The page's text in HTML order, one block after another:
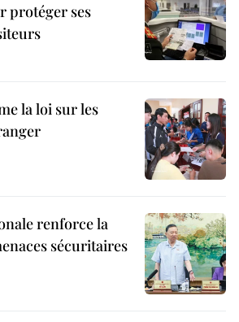
protéger ses
la loi sur les
renforce la
sécuritaires